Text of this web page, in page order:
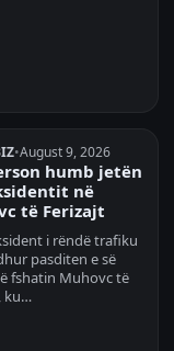
•August 9, 2026
humb jetën
në
të Ferizajt
i rëndë trafiku
pasditen e së
fshatin Muhovc të
ku…